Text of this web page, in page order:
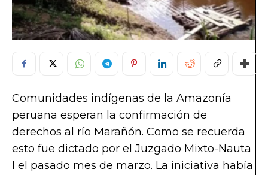
Comunidades indígenas de la Amazonía
peruana esperan la confirmación de
derechos al río Marañón. Como se recuerda
esto fue dictado por el Juzgado Mixto-Nauta
I el pasado mes de marzo. La iniciativa había